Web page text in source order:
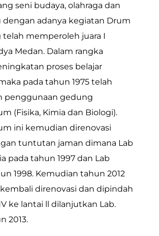
seni budaya, olahraga dan
dengan adanya kegiatan Drum
telah memperoleh juara I
Medan. Dalam rangka
proses belajar
pada tahun 1975 telah
penggunaan gedung
(Fisika, Kimia dan Biologi).
ini kemudian direnovasi
tuntutan jaman dimana Lab
pada tahun 1997 dan Lab
1998. Kemudian tahun 2012
kembali direnovasi dan dipindah
ke lantai ll dilanjutkan Lab.
2013.